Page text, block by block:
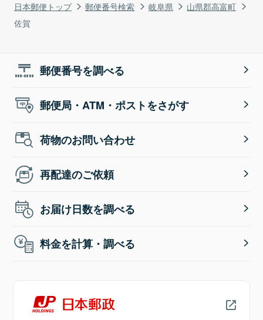
日本郵便トップ 郵便番号検索 岐阜県
山県郡高富町
佐賀
郵便番号を調べる
郵便局・ATM・ポストをさがす
荷物のお問い合わせ
再配達のご依頼
お届け日数を調べる
料金を計算・調べる